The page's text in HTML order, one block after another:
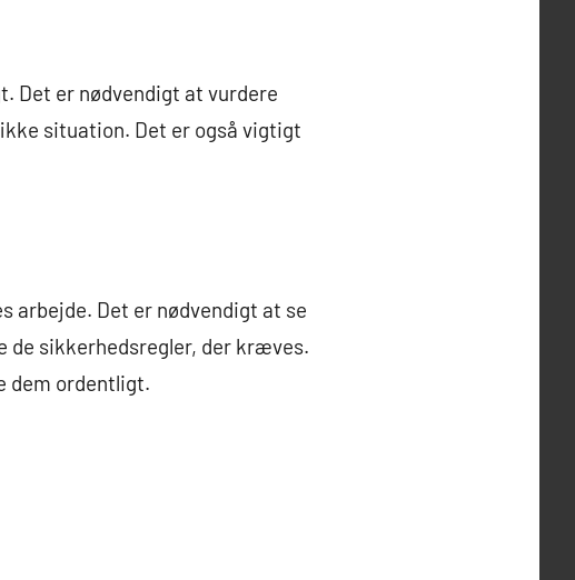
Det er nødvendigt at vurdere
situation. Det er også vigtigt
arbejde. Det er nødvendigt at se
de sikkerhedsregler, der kræves.
dem ordentligt.